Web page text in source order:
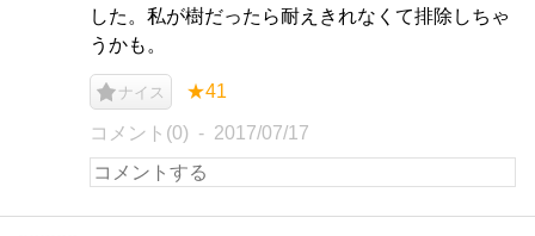
した。私が樹だったら耐えきれなくて排除しちゃ
うかも。
ナイス ★41
コメント(0) 2017/07/17